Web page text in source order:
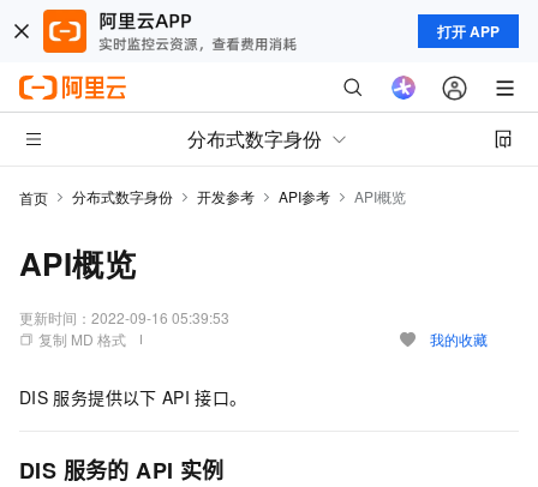
打开 APP
分布式数字身份
首页 分布式数字身份 开发参考 API参考 API概览
API概览
更新时间： 2022-09-16 05:39:53
复制 MD 格式
我的收藏
DIS 服务提供以下 API 接口。
DIS 服务的 API 实例